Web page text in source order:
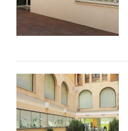
TV Ekranları
Ücretsiz Transfer
Fiyat
0 - 100 EUR